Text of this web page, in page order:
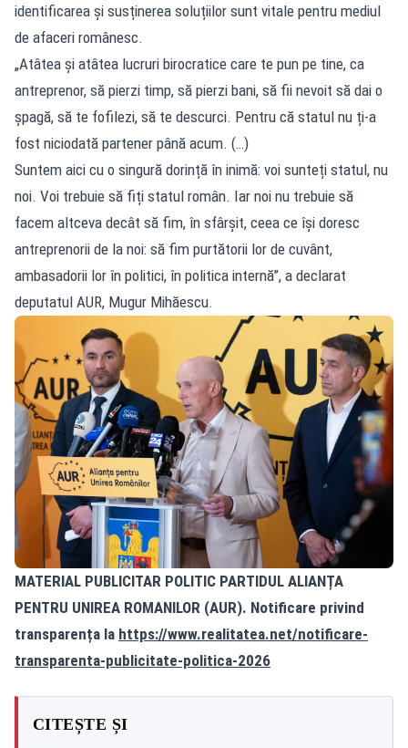
identificarea și susținerea soluțiilor sunt vitale pentru mediul
de afaceri românesc.
„Atâtea și atâtea lucruri birocratice care te pun pe tine, ca
antreprenor, să pierzi timp, să pierzi bani, să fii nevoit să dai o
șpagă, să te fofilezi, să te descurci. Pentru că statul nu ți-a
fost niciodată partener până acum. (…)
Suntem aici cu o singură dorință în inimă: voi sunteți statul, nu
noi. Voi trebuie să fiți statul român. Iar noi nu trebuie să
facem altceva decât să fim, în sfârșit, ceea ce își doresc
antreprenorii de la noi: să fim purtătorii lor de cuvânt,
ambasadorii lor în politici, în politica internă”, a declarat
deputatul AUR, Mugur Mihăescu.
MATERIAL PUBLICITAR POLITIC PARTIDUL ALIANȚA
PENTRU UNIREA ROMANILOR (AUR). Notificare privind
transparența la https://www.realitatea.net/notificare-
transparenta-publicitate-politica-2026
CITEȘTE ȘI